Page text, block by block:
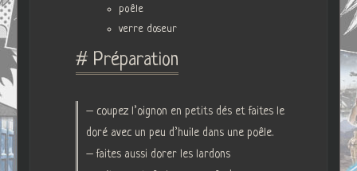
poêle
verre doseur
# Préparation
– coupez l’oignon en petits dés et faites le
doré avec un peu d’huile dans une poêle.
– faites aussi dorer les lardons